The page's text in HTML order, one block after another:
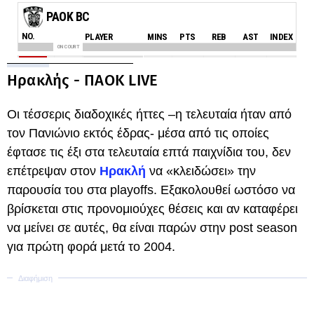
Ηρακλής - ΠΑΟΚ LIVE
Οι τέσσερις διαδοχικές ήττες –η τελευταία ήταν από
τον Πανιώνιο εκτός έδρας- μέσα από τις οποίες
έφτασε τις έξι στα τελευταία επτά παιχνίδια του, δεν
επέτρεψαν στον Ηρακλή να «κλειδώσει» την
παρουσία του στα playoffs. Εξακολουθεί ωστόσο να
βρίσκεται στις προνομιούχες θέσεις και αν καταφέρει
να μείνει σε αυτές, θα είναι παρών στην post season
για πρώτη φορά μετά το 2004.